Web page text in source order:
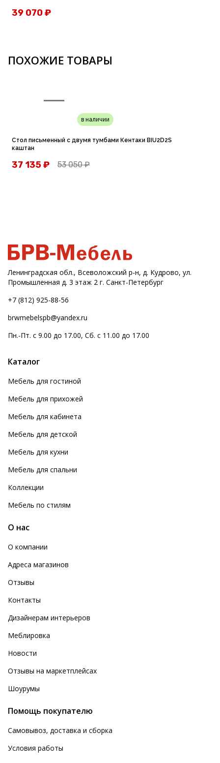
39 070₽
ПОХОЖИЕ ТОВАРЫ
в наличии
Стол письменный с двумя тумбами Кентаки BIU2D2S
каштан
53 050₽
37 135₽
Ленинградская обл., Всеволожский р-н, д. Кудрово, ул.
Промышленная д. 3 этаж 2 г. Санкт-Петербург
+7 (812) 925-88-56
brwmebelspb@yandex.ru
Пн.-Пт. с 9.00 до 17.00, Сб. с 11.00 до 17.00
Каталог
Мебель для гостиной
Мебель для прихожей
Мебель для кабинета
Мебель для детской
Мебель для кухни
Мебель для спальни
Коллекции
Мебель по стилям
О нас
О компании
Адреса магазинов
Отзывы
Контакты
Дизайнерам интерьеров
Меблировка
Новости
Отзывы на маркетплейсах
Шоурумы
Помощь покупателю
Самовывоз, доставка и сборка
Условия работы